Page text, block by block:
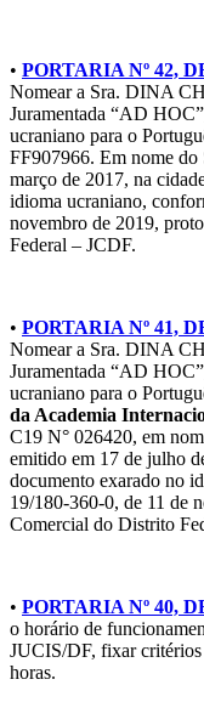
• PORTARIA Nº 42,
Nomear a Sra. DINA
Juramentada “AD
ucraniano para o
FF907966. Em nome
março de 2017, na
idioma ucraniano,
novembro de 2019,
Federal – JCDF.
• PORTARIA Nº 41,
Nomear a Sra. DINA
Juramentada “AD
ucraniano para o
da Academia
C19 N° 026420, em
emitido em 17 de julho
documento exarado no
19/180-360-0, de 11 de
Comercial do Distrito
• PORTARIA Nº 40,
o horário de
JUCIS/DF, fixar critérios
horas.